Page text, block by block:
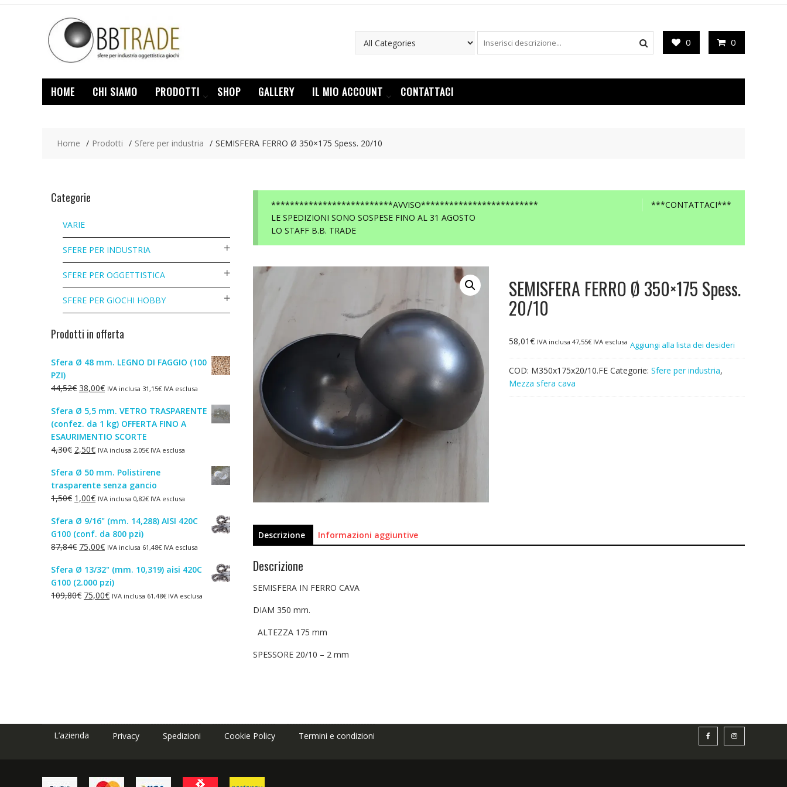
0 0
HOME CHI SIAMO PRODOTTI SHOP GALLERY IL MIO ACCOUNT CONTATTACI
Home Prodotti Sfere per industria SEMISFERA FERRO Ø 350×175 Spess. 20/10
***CONTATTACI***
**************************AVVISO*************************
LE SPEDIZIONI SONO SOSPESE FINO AL 31 AGOSTO
LO STAFF B.B. TRADE
SEMISFERA FERRO Ø 350×175 Spess.
20/10
58,01€ IVA inclusa 47,55€IVA esclusa Aggiungi alla lista dei desideri
COD: M350x175x20/10.FE Categorie: Sfere per industria,
Mezza sfera cava
Descrizione Informazioni aggiuntive
Descrizione
SEMISFERA IN FERRO CAVA
DIAM 350 mm.
ALTEZZA 175 mm
SPESSORE 20/10 – 2 mm
Categorie
VARIE
SFERE PER INDUSTRIA
SFERE PER OGGETTISTICA
SFERE PER GIOCHI HOBBY
Prodotti in offerta
Sfera Ø 48 mm. LEGNO DI FAGGIO (100
PZI)
44,52€ Il
originale
era:
44,52€.
38,00€Il
attuale
è:
38,00€.
IVA inclusa 31,15€ IVA esclusa
Sfera Ø 5,5 mm. VETRO TRASPARENTE
(confez. da 1 kg) OFFERTA FINO A
ESAURIMENTIO SCORTE
4,30€ Il
originale
era:
4,30€.
2,50€Il
attuale
è:
2,50€.
IVA inclusa 2,05€ IVA esclusa
Sfera Ø 50 mm. Polistirene
trasparente senza gancio
1,50€ Il
originale
era:
1,50€.
1,00€Il
attuale
è:
1,00€.
IVA inclusa 0,82€ IVA esclusa
Sfera Ø 9/16" (mm. 14,288) AISI 420C
G100 (conf. da 800 pzi)
87,84€ Il
originale
era:
87,84€.
75,00€Il
attuale
è:
75,00€.
IVA inclusa 61,48€ IVA esclusa
Sfera Ø 13/32" (mm. 10,319) aisi 420C
G100 (2.000 pzi)
109,80€ Il
75,00€IlIVA inclusa 61,48€ IVA esclusa
L’azienda Privacy Spedizioni Cookie Policy Termini e condizioni